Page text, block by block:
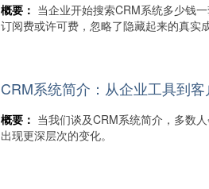
概要： 当企业开始搜索CRM系统多少钱
订阅费或许可费，忽略了隐藏起来的真实
CRM系统简介：从企业工具到
概要： 当我们谈及CRM系统简介，多数
出现更深层次的变化。